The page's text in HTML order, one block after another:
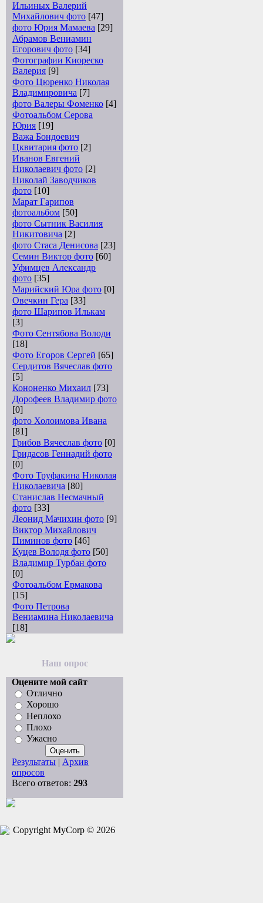
Ильиных Валерий
Михайлович фото [47]
фото Юрия Мамаева [29]
Абрамов Вениамин
Егорович фото [34]
Фотографии Киореско
Валерия [9]
Фото Цюренко Николая
Владимировича [7]
фото Валеры Фоменко [4]
Фотоальбом Серова
Юрия [19]
Важа Бондоевич
Цквитария фото [2]
Иванов Евгений
Николаевич фото [2]
Николай Заводчиков
фото [10]
Марат Гарипов
фотоальбом [50]
фото Сытник Василия
Никитовича [2]
фото Стаса Денисова [23]
Семин Виктор фото [60]
Уфимцев Александр
фото [35]
Марийский Юра фото [0]
Овечкин Гера [33]
фото Шарипов Илькам
[3]
Фото Сентябова Володи
[18]
Фото Егоров Сергей [65]
Сердитов Вячеслав фото
[5]
Кононенко Михаил [73]
Дорофеев Владимир фото
[0]
фото Холоимова Ивана
[81]
Грибов Вячеслав фото [0]
Гридасов Геннадий фото
[0]
Фото Труфакина Николая
Николаевича [80]
Станислав Несмачный
фото [33]
Леонид Мачихин фото [9]
Виктор Михайлович
Пиминов фото [46]
Куцев Володя фото [50]
Владимир Турбан фото
[0]
Фотоальбом Ермакова
[15]
Фото Петрова
Вениамина Николаевича
[18]
Наш опрос
Оцените мой сайт
Отлично
Хорошо
Неплохо
Плохо
Ужасно
Результаты | Архив
опросов
Всего ответов: 293
Copyright MyCorp © 2026